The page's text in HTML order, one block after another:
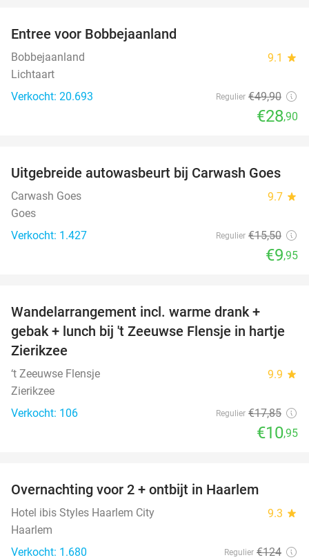
Entree voor Bobbejaanland
Bobbejaanland 9.1 star
Lichtaart
Verkocht: 20.693
Regulier €49,90
€28,90
36%
Uitgebreide autowasbeurt bij Carwash Goes
Carwash Goes 9.7 star
Goes
Verkocht: 1.427
Regulier €15,50
€9,95
Wandelarrangement incl. warme drank +
gebak + lunch bij 't Zeeuwse Flensje in hartje
Zierikzee
‘t Zeeuwse Flensje 9.9 star
Zierikzee
Verkocht: 106
Regulier €17,85
€10,95
Overnachting voor 2 + ontbijt in Haarlem
Hotel ibis Styles Haarlem City 9.3 star
Haarlem
Verkocht: 1.680
Regulier €124